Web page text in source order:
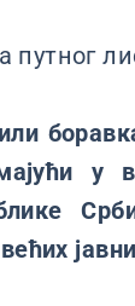
путног
у
већих